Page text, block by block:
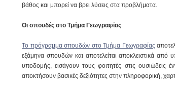
βάθος και μπορεί να βρει λύσεις στα προβλήματα.
Οι σπουδές στο Τμήμα Γεωγραφίας
Το πρόγραμμα σπουδών στο Τμήμα Γεωγραφίας
εξάμηνα σπουδών και αποτελείται αποκλειστικά
υποδομής, εισάγουν τους φοιτητές στις
αποκτήσουν βασικές δεξιότητες στην πληροφορική,